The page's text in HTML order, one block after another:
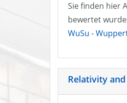
Sie finden hier
bewertet
WuSu -
Relativity